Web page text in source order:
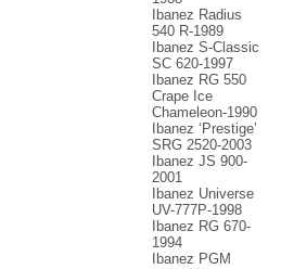
Ibanez Radius
540 R-1989
Ibanez S-Classic
SC 620-1997
Ibanez RG 550
Crape Ice
Chameleon-1990
Ibanez ‘Prestige’
SRG 2520-2003
Ibanez JS 900-
2001
Ibanez Universe
UV-777P-1998
Ibanez RG 670-
1994
Ibanez PGM